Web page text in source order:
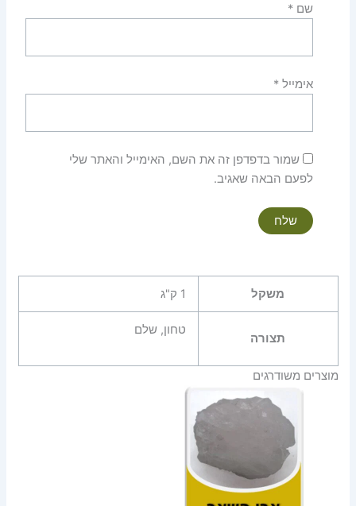
שם *
אימייל *
שמור בדפדפן זה את השם, האימייל והאתר שלי
לפעם הבאה שאגיב.
משקל 1 ק"ג
תצורה
טחון, שלם
מוצרים משודרגים
טווח
עד